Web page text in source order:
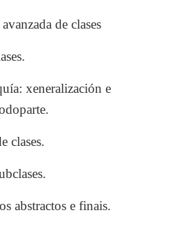
de clases
xeneralización e
clases.
abstractos e finais.